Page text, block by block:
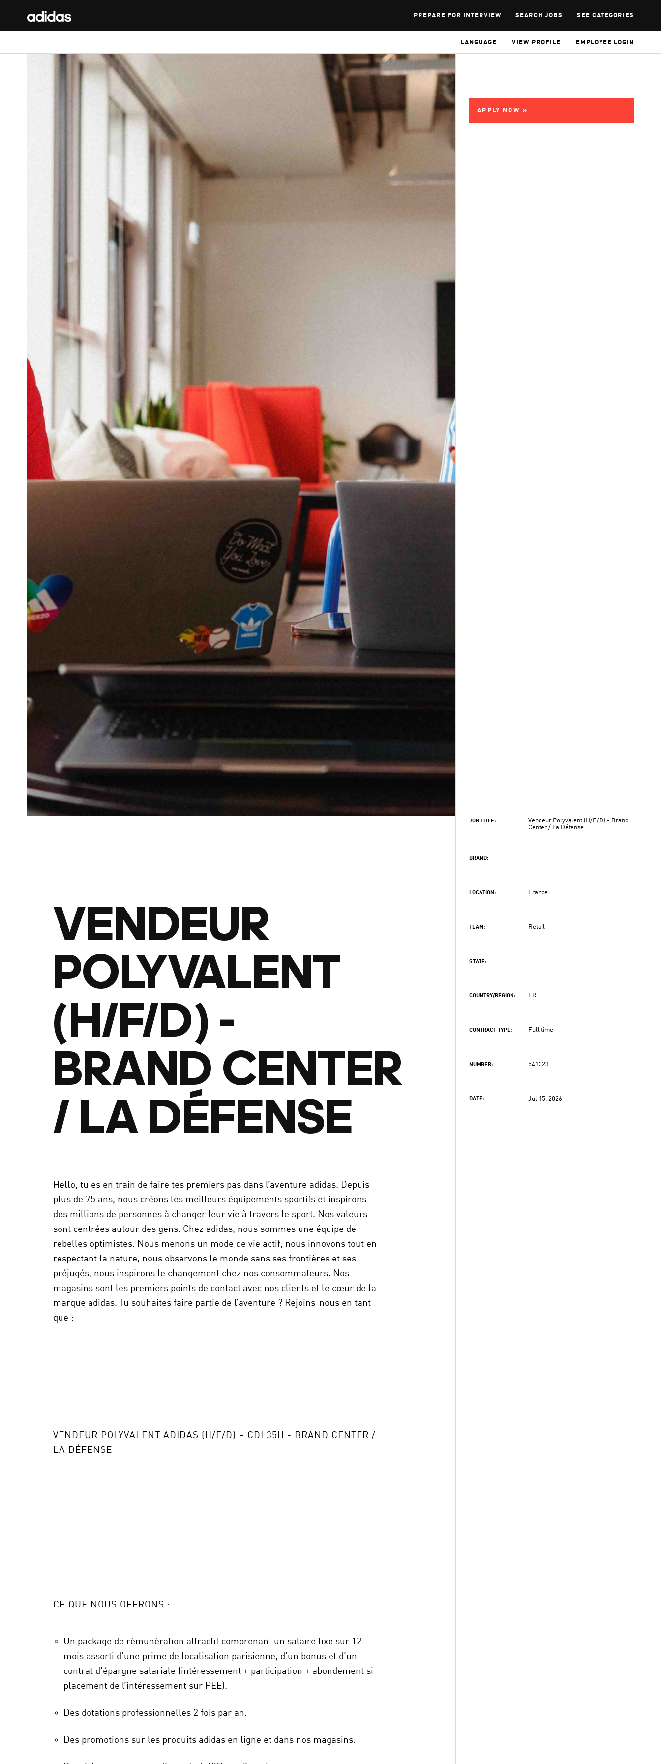
PREPARE FOR INTERVIEW SEARCH JOBS SEE CATEGORIES
LANGUAGE VIEW PROFILE EMPLOYEE LOGIN
APPLY NOW »
VENDEUR
POLYVALENT
(H/F/D) -
BRAND CENTER
/ LA DÉFENSE
Hello, tu es en train de faire tes premiers pas dans l’aventure adidas. Depuis
plus de 75 ans, nous créons les meilleurs équipements sportifs et inspirons
des millions de personnes à changer leur vie à travers le sport. Nos valeurs
sont centrées autour des gens. Chez adidas, nous sommes une équipe de
rebelles optimistes. Nous menons un mode de vie actif, nous innovons tout en
respectant la nature, nous observons le monde sans ses frontières et ses
préjugés, nous inspirons le changement chez nos consommateurs. Nos
magasins sont les premiers points de contact avec nos clients et le cœur de la
marque adidas. Tu souhaites faire partie de l’aventure ? Rejoins-nous en tant
que :
VENDEUR POLYVALENT ADIDAS (H/F/D) – CDI 35H - BRAND CENTER /
LA DÉFENSE
CE QUE NOUS OFFRONS :
Un package de rémunération attractif comprenant un salaire fixe sur 12
mois assorti d’une prime de localisation parisienne, d’un bonus et d’un
contrat d’épargne salariale (intéressement + participation + abondement si
placement de l’intéressement sur PEE).
Des dotations professionnelles 2 fois par an.
Des promotions sur les produits adidas en ligne et dans nos magasins.
JOB TITLE:
Vendeur Polyvalent (H/F/D) - Brand
Center / La Défense
BRAND:
LOCATION: France
TEAM: Retail
STATE:
COUNTRY/REGION: FR
CONTRACT TYPE: Full time
NUMBER: 541323
DATE: Jul 15, 2026